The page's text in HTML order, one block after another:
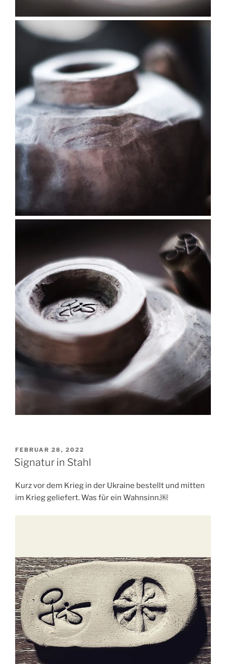
VERÖFFENTLICHT
AM
FEBRUAR 28, 2022
Signatur in Stahl
Kurz vor dem Krieg in der Ukraine bestellt und mitten
im Krieg geliefert. Was für ein Wahnsinn.￼